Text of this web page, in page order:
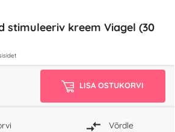
stimuleeriv kreem Viagel (30
LISA OSTUKORVI
Võrdle